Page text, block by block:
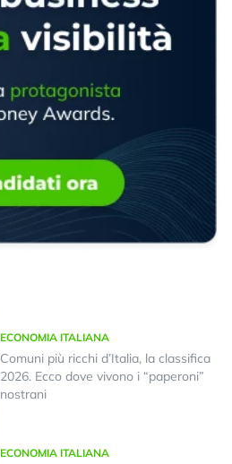
ECONOMIA ITALIANA
Comuni più ricchi d’Italia, la classifica
2026. Ecco dove vivono i “paperoni”
nostrani
ECONOMIA ITALIANA